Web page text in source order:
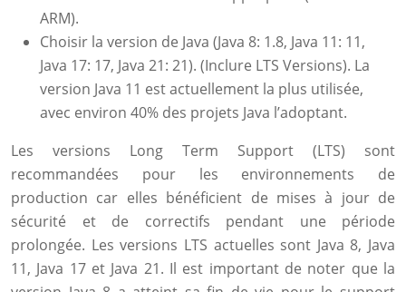
ARM).
Choisir la version de Java (Java 8: 1.8, Java 11: 11,
Java 17: 17, Java 21: 21). (Inclure LTS Versions). La
version Java 11 est actuellement la plus utilisée,
avec environ 40% des projets Java l’adoptant.
Les versions Long Term Support (LTS) sont
recommandées pour les environnements de
production car elles bénéficient de mises à jour de
sécurité et de correctifs pendant une période
prolongée. Les versions LTS actuelles sont Java 8, Java
11, Java 17 et Java 21. Il est important de noter que la